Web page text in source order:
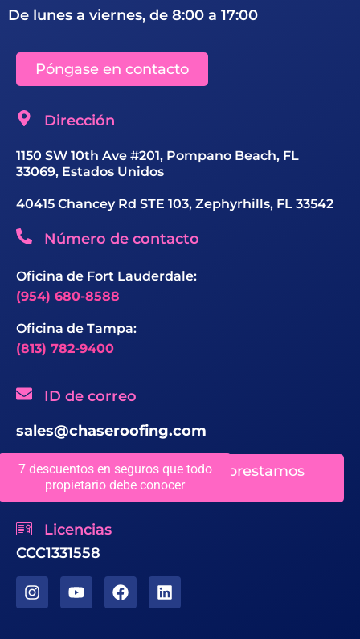
7 descuentos en seguros que todo
propietario debe conocer
De lunes a viernes, de 8:00 a 17:00
Póngase en contacto
Dirección
1150 SW 10th Ave #201, Pompano Beach, FL
33069, Estados Unidos
40415 Chancey Rd STE 103, Zephyrhills, FL 33542
Número de contacto
Oficina de Fort Lauderdale:
(954) 680-8588
Oficina de Tampa:
(813) 782-9400
ID de correo
sales@chaseroofing.com
Ubicaciones en las que prestamos
servicio
Licencias
CCC1331558